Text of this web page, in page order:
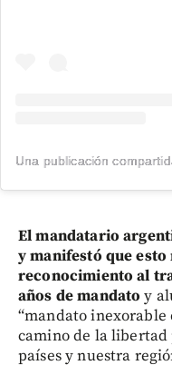
El mandatario
y manifestó que
reconocimiento al
años de mandato y
“mandato
camino de la libertad
países y nuestra